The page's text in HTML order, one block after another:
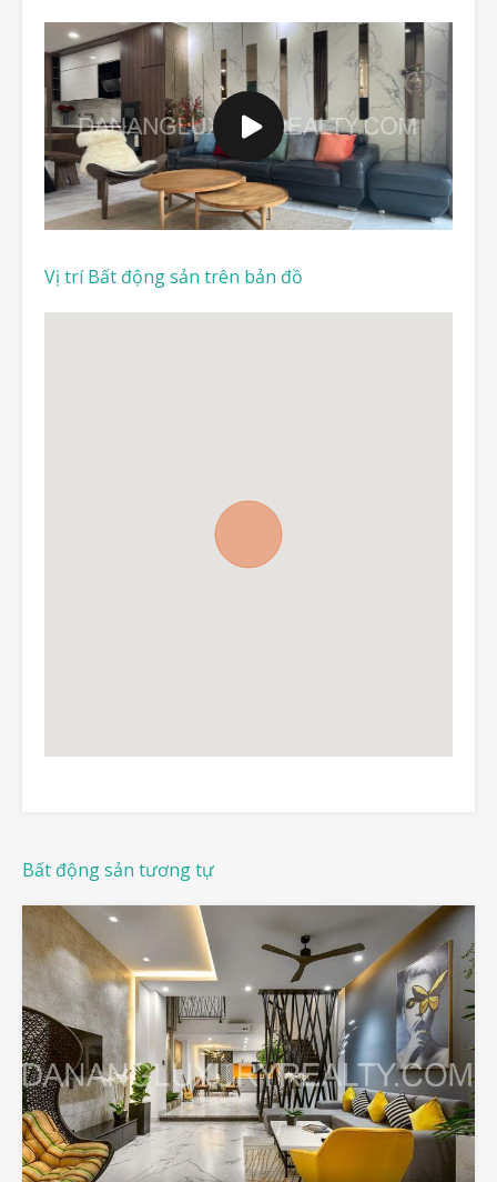
Vị trí Bất động sản trên bản đồ
Bất động sản tương tự